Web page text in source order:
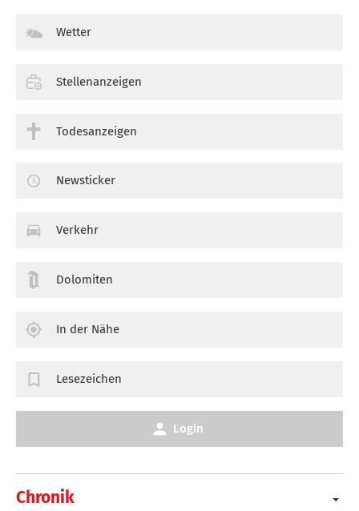
Chronik
Wetter
Stellenanzeigen
Todesanzeigen
Newsticker
Verkehr
Dolomiten
In der Nähe
Lesezeichen
Login